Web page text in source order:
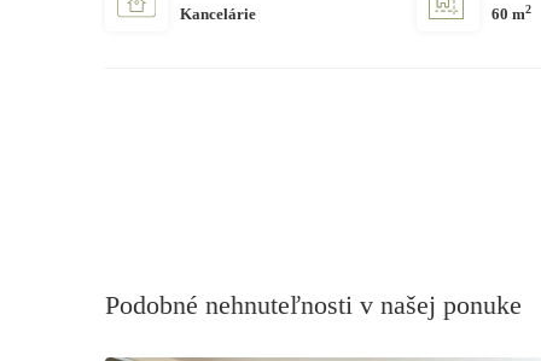
Kancelárie
60 m2
Podobné nehnuteľnosti v našej ponuke